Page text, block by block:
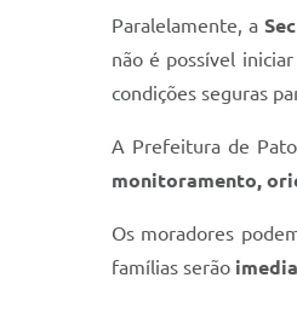
Paralelamente, a
não é possível
condições seguras
A Prefeitura de
monitoramento,
Os moradores
famílias serão